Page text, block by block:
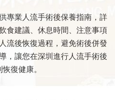
專業人流手術後保養指南，詳
食建議、休息時間、注意事項
流後恢復過程，避免術後併發
，讓您在深圳進行人流手術後
復健康。